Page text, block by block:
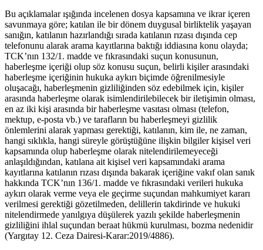
Bu açıklamalar ışığında incelenen dosya kapsamına ve ikrar içeren
savunmaya göre; katılan ile bir dönem duygusal birliktelik yaşayan
sanığın, katılanın hazırlandığı sırada katılanın rızası dışında cep
telefonunu alarak arama kayıtlarına baktığı iddiasına konu olayda;
TCK’nın 132/1. madde ve fıkrasındaki suçun konusunun,
haberleşme içeriği olup söz konusu suçun, belirli kişiler arasındaki
haberleşme içeriğinin hukuka aykırı biçimde öğrenilmesiyle
oluşacağı, haberleşmenin gizliliğinden söz edebilmek için, kişiler
arasında haberleşme olarak isimlendirilebilecek bir iletişimin olması,
en az iki kişi arasında bir haberleşme vasıtası olması (telefon,
mektup, e-posta vb.) ve tarafların bu haberleşmeyi gizlilik
önlemlerini alarak yapması gerektiği, katılanın, kim ile, ne zaman,
hangi sıklıkla, hangi süreyle görüştüğüne ilişkin bilgiler kişisel veri
kapsamında olup haberleşme olarak nitelendirilemeyeceği
anlaşıldığından, katılana ait kişisel veri kapsamındaki arama
kayıtlarına katılanın rızası dışında bakarak içeriğine vakıf olan sanık
hakkında TCK’nın 136/1. madde ve fıkrasındaki verileri hukuka
aykırı olarak verme veya ele geçirme suçundan mahkumiyet kararı
verilmesi gerektiği gözetilmeden, delillerin takdirinde ve hukuki
nitelendirmede yanılgıya düşülerek yazılı şekilde haberleşmenin
gizliliğini ihlal suçundan beraat hükmü kurulması, bozma nedenidir
(Yargıtay 12. Ceza Dairesi-Karar:2019/4886).